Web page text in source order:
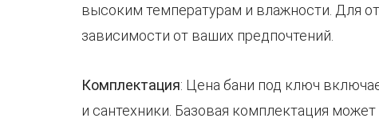
высоким температурам и влажности. Для
зависимости от ваших предпочтений.
Комплектация: Цена бани под ключ
и сантехники. Базовая комплектация